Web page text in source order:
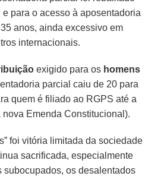
para o acesso à aposentadoria
anos, ainda excessivo em
internacionais.
exigido para os homens
parcial caiu de 20 para
quem é filiado ao RGPS até a
nova Emenda Constitucional).
foi vitória limitada da sociedade
sacrificada, especialmente
subocupados, os desalentados